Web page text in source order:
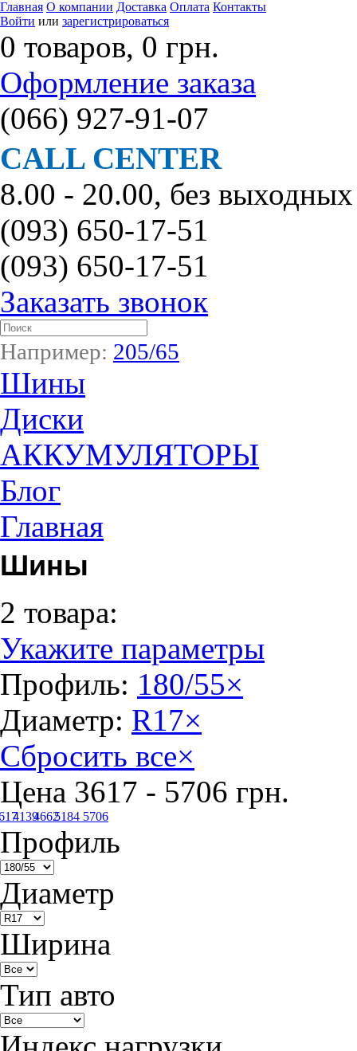
Главная О компании Доставка Оплата Контакты
Войти или зарегистрироваться
0 товаров, 0 грн.
Оформление заказа
(066) 927-91-07
CALL CENTER
8.00 - 20.00, без выходных
(093) 650-17-51
(093) 650-17-51
Заказать звонок
Например: 205/65
Шины
Диски
АККУМУЛЯТОРЫ
Блог
Главная
Шины
2 товара:
Укажите параметры
Профиль: 180/55×
Диаметр: R17×
Сбросить все×
Цена 3617 - 5706 грн.
413946625184 5706
Профиль
Диаметр
Ширина
Тип авто